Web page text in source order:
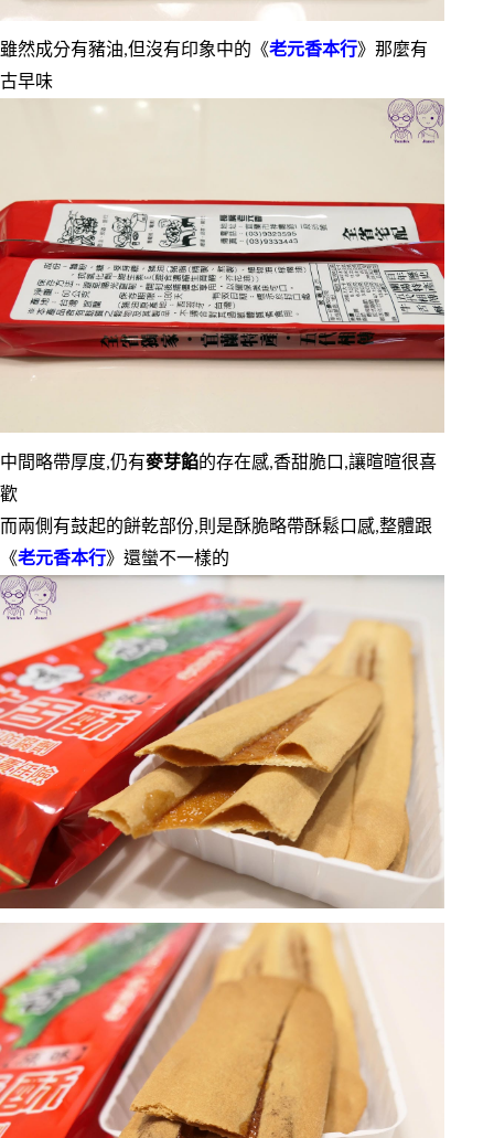
雖然成分有豬油,但沒有印象中的《老元香本行》那麼有
古早味
中間略帶厚度,仍有麥芽餡的存在感,香甜脆口,讓暄暄很喜
歡
而兩側有鼓起的餅乾部份,則是酥脆略帶酥鬆口感,整體跟
《老元香本行》還蠻不一樣的